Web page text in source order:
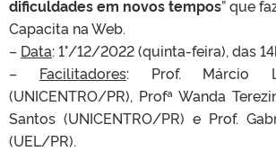
dificuldades em novos tempos” que
Capacita na Web.
– Data: 1°/12/2022 (quinta-feira), das
– Facilitadores: Prof. Márcio
(UNICENTRO/PR), Profª Wanda
Santos (UNICENTRO/PR) e Prof.
(UEL/PR).